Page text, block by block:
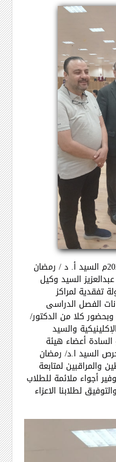
قام اليوم الأثنين الموافق 2026/5/25م السيد أ. د / رمضان
السيد وكيل
تفقدية لمراكز
الفصل الدراسي
للعام الجامعي 2025/2026م وبحضور كلا من الدكتور/
والسيد
أعضاء هيئة
السيد ا.د/ رمضان
والمراقبين لمتابعة
أجواء ملائمة للطلاب
لطلابنا الاعزاء